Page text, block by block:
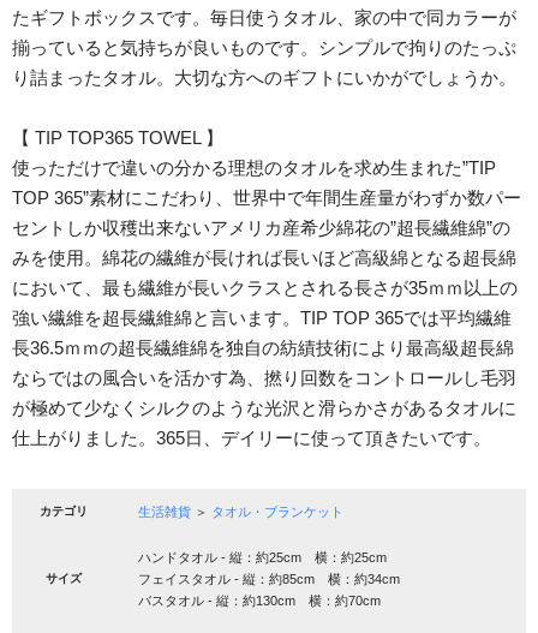
たギフトボックスです。毎日使うタオル、家の中で同カラーが
揃っていると気持ちが良いものです。シンプルで拘りのたっぷ
り詰まったタオル。大切な方へのギフトにいかがでしょうか。
【 TIP TOP365 TOWEL 】
使っただけで違いの分かる理想のタオルを求め生まれた”TIP
TOP 365”素材にこだわり、世界中で年間生産量がわずか数パー
セントしか収穫出来ないアメリカ産希少綿花の”超長繊維綿”の
みを使用。綿花の繊維が長ければ長いほど高級綿となる超長綿
において、最も繊維が長いクラスとされる長さが35ｍｍ以上の
強い繊維を超長繊維綿と言います。TIP TOP 365では平均繊維
長36.5ｍｍの超長繊維綿を独自の紡績技術により最高級超長綿
ならではの風合いを活かす為、撚り回数をコントロールし毛羽
が極めて少なくシルクのような光沢と滑らかさがあるタオルに
仕上がりました。365日、デイリーに使って頂きたいです。
カテゴリ 生活雑貨 ＞ タオル・ブランケット
サイズ
ハンドタオル - 縦：約25cm 横：約25cm
フェイスタオル - 縦：約85cm 横：約34cm
バスタオル - 縦：約130cm 横：約70cm